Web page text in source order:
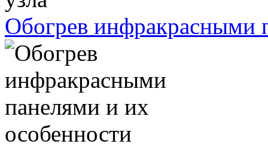
Обогрев инфракрасными